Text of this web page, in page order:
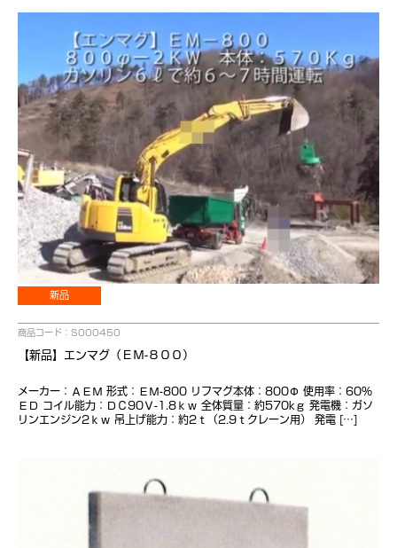
新品
商品コード：S000450
【新品】エンマグ（ＥＭ-８００）
メーカー：ＡＥＭ 形式：ＥＭ-800 リフマグ本体：800Ф 使用率：60％
ＥＤ コイル能力：ＤＣ90Ｖ-1.8ｋｗ 全体質量：約570kｇ 発電機：ガソ
リンエンジン2ｋｗ 吊上げ能力：約2ｔ（2.9ｔクレーン用） 発電 […]